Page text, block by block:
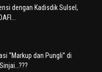
dengan Kadisdik Sulsel,
“Markup dan Pungli” di